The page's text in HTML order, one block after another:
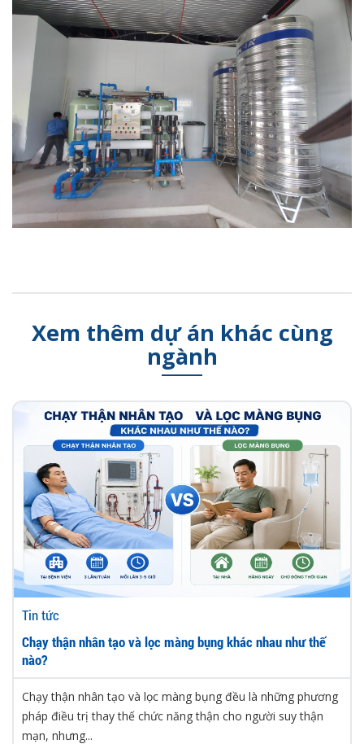
Xem thêm dự án khác cùng
ngành
Tin tức
Chạy thận nhân tạo và lọc màng bụng khác nhau như thế
nào?
Chạy thận nhân tạo và lọc màng bụng đều là những phương
pháp điều trị thay thế chức năng thận cho người suy thận
mạn, nhưng...